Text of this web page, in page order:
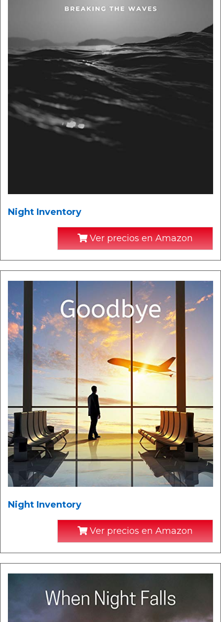
Night Inventory
Ver precios en Amazon
Night Inventory
Ver precios en Amazon